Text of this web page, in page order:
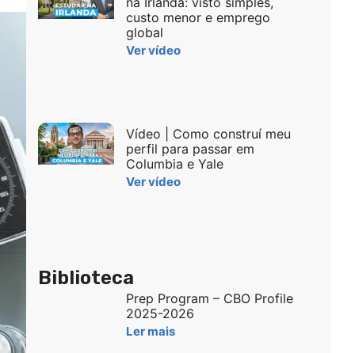
custo menor e emprego
global
Ver vídeo
Vídeo | Como construí meu
perfil para passar em
Columbia e Yale
Ver vídeo
Biblioteca
Prep Program – CBO Profile
2025-2026
Ler mais